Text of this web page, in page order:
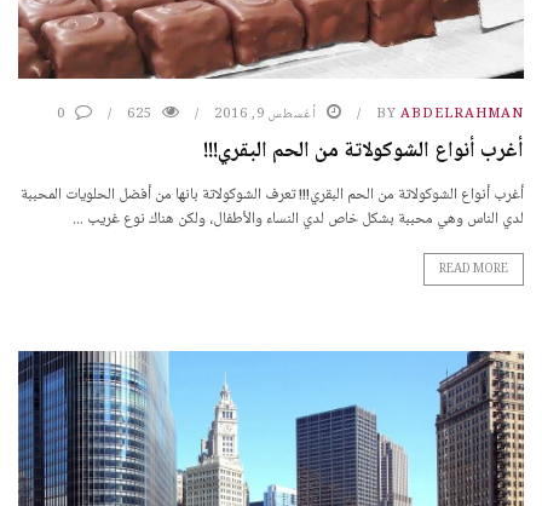
BY ABDELRAHMAN أغسطس 9, 2016 625
0
أغرب أنواع الشوكولاتة من الحم البقري!!!
أغرب أنواع الشوكولاتة من الحم البقري!!! تعرف الشوكولاتة بانها من أفضل الحلويات المحببة
لدي الناس وهي محببة بشكل خاص لدي النساء والأطفال، ولكن هناك نوع غريب ...
READ MORE